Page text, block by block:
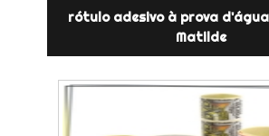
rótulo adesivo à prova
Matilde